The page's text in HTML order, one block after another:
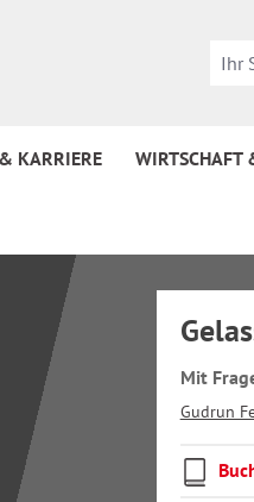
KARRIERE WIRTSCHAFT
Mit
Gudrun